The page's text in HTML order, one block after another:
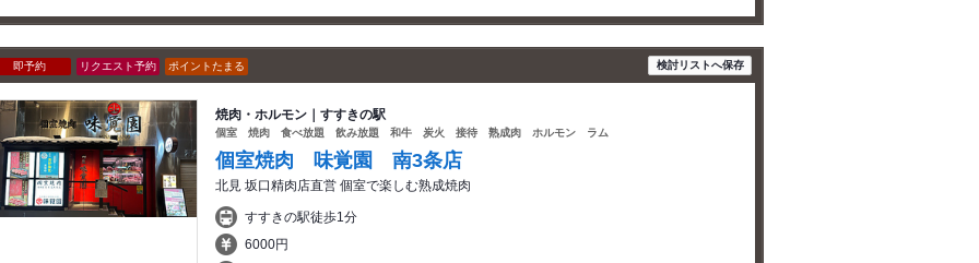
即予約 リクエスト予約 ポイントたまる 検討リストへ保存
焼肉・ホルモン｜すすきの駅
個室 焼肉 食べ放題 飲み放題 和牛 炭火 接待 熟成肉 ホルモン ラム
個室焼肉 味覚園 南3条店
北見 坂口精肉店直営 個室で楽しむ熟成焼肉
すすきの駅徒歩1分
6000円